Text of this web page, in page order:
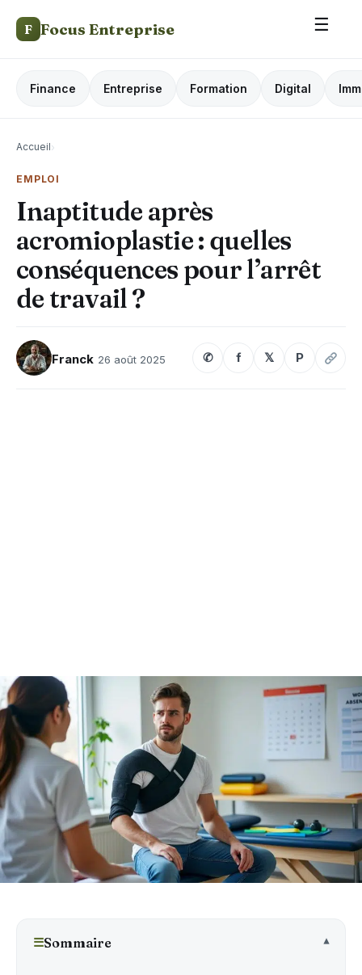
F Focus Entreprise ☰
Finance Entreprise Formation Digital
Accueil›
EMPLOI
Inaptitude après
acromioplastie : quelles
conséquences pour l’arrêt
de travail ?
Franck 26 août 2025 ✆ f 𝕏 P
☰Sommaire